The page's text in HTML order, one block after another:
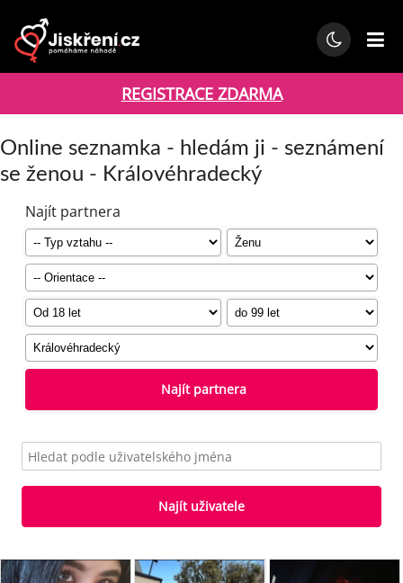
REGISTRACE ZDARMA
Online seznamka - hledám ji - seznámení
se ženou - Královéhradecký
Najít partnera
Najít partnera
Najít uživatele